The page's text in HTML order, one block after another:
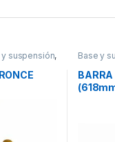
y suspensión,
Base y
tensoras